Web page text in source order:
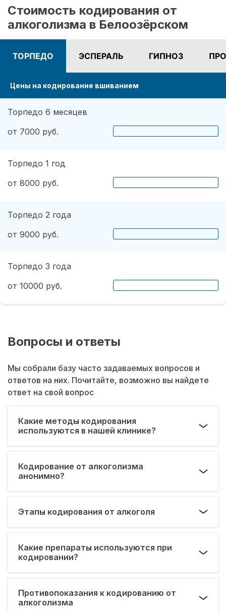
конечно не обошлось.). На учете нигде не
состою. И вот срок кодировки уже прошел,
но я пить не хочу совсем. Я отказался от
употребления алкоголя навсегда. Спасибо!
Стоимость кодирования от
алкоголизма в Белоозёрском
ТОРПЕДО ЭСПЕРАЛЬ ГИПНОЗ
Цены на кодирование вшиванием
Торпедо 6 месяцев
от 7000 руб.
Торпедо 1 год
от 8000 руб.
Торпедо 2 года
от 9000 руб.
Торпедо 3 года
от 10000 руб.
Вопросы и ответы
Мы собрали базу часто задаваемых вопросов и
ответов на них. Почитайте, возможно вы найдете
ответ на свой вопрос
Какие методы кодирования
используются в нашей клинике?
Кодирование от алкоголизма
анонимно?
Этапы кодирования от алкоголя
Какие препараты используются при
кодировании?
Противопоказания к кодированию от
алкоголизма